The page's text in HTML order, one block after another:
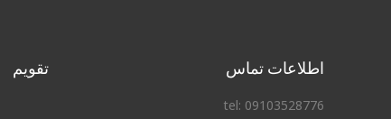
اطلاعات تماس
tel: 09103528776
تقویم